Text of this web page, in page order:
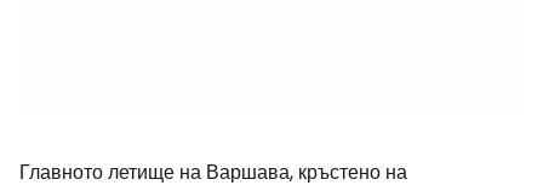
Главното летище на Варшава, кръстено на